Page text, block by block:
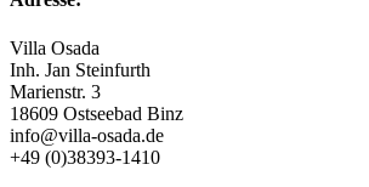
Villa Osada
Inh. Jan Steinfurth
Marienstr. 3
18609 Ostseebad Binz
info@villa-osada.de
+49 (0)38393-1410